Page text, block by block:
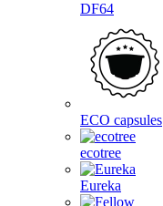
DF64
ECO capsules
ecotree
Eureka